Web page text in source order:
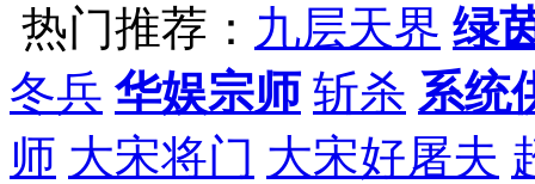
热门推荐： 九层天界 绿
冬兵 华娱宗师 斩杀 系统
师 大宋将门 大宋好屠夫